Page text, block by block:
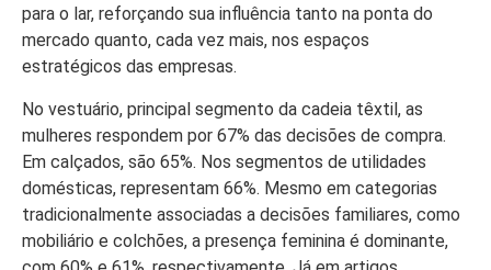
para o lar, reforçando sua influência tanto na ponta do
mercado quanto, cada vez mais, nos espaços
estratégicos das empresas.
No vestuário, principal segmento da cadeia têxtil, as
mulheres respondem por 67% das decisões de compra.
Em calçados, são 65%. Nos segmentos de utilidades
domésticas, representam 66%. Mesmo em categorias
tradicionalmente associadas a decisões familiares, como
mobiliário e colchões, a presença feminina é dominante,